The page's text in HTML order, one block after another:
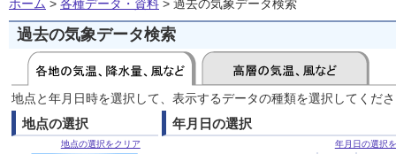
ホーム > 各種データ・資料 > 過去の気象データ検索
過去の気象データ検索
地点と年月日時を選択して、表示するデータの種類を選択してくだ
地点の選択
地点の選択をクリア
年月日の選択
年月日の選択